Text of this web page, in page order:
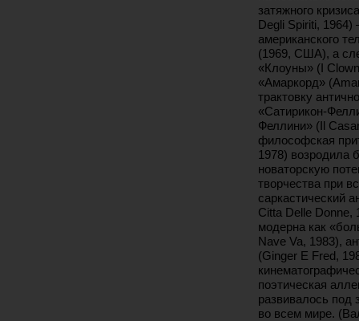
затяжного
Degli Spiriti,
американского
(1969, США), а
«Клоуны» (I
«Амаркорд»
трактовку
«Сатирикон-
Феллини» (Il
философская
1978) возродила
новаторскую
творчества при
саркастический
Cittа Delle Donne,
модерна как
Nave Va, 1983),
(Ginger E Fred,
поэтическая
развивалось под
во всем мире.